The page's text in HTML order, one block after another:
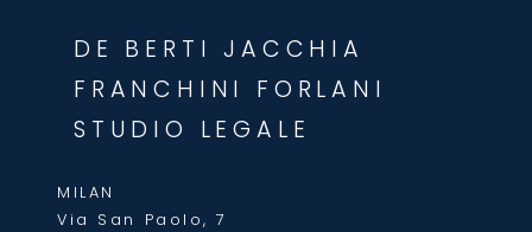
DE BERTI JACCHIA
FRANCHINI FORLANI
STUDIO LEGALE
MILAN
Via San Paolo, 7